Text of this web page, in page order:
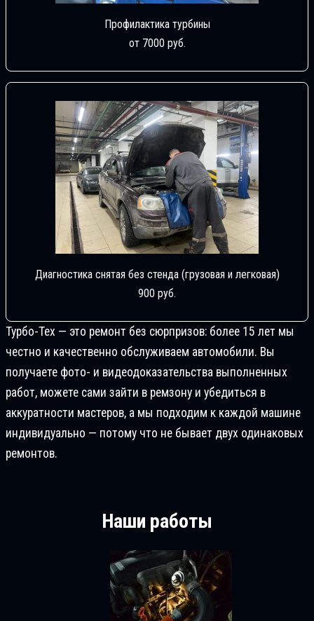
Профилактика турбины
от 7000 руб.
Диагностика снятая без стенда (грузовая и легковая)
900 руб.
Турбо-Тех — это ремонт без сюрпризов: более 15 лет мы
честно и качественно обслуживаем автомобили. Вы
получаете фото- и видеодоказательства выполненных
работ, можете сами зайти в ремзону и убедиться в
аккуратности мастеров, а мы подходим к каждой машине
индивидуально — потому что не бывает двух одинаковых
ремонтов.
Наши работы